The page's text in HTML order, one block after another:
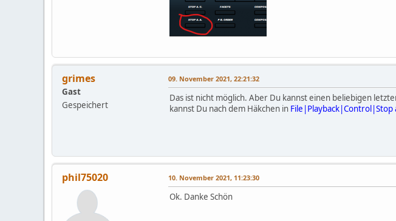
grimes
Gast
Gespeichert
09. November 2021, 22:21:32
Das ist nicht möglich. Aber Du kannst einen beliebigen
kannst Du nach dem Häkchen in File|Playback|Control|Stop
phil75020 10. November 2021, 11:23:30
Ok. Danke Schön